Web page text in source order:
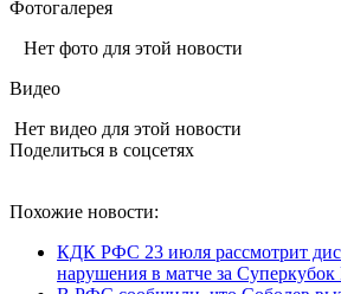
Фотогалерея
Нет фото для этой новости
Видео
Нет видео для этой новости
Поделиться в соцсетях
Похожие новости:
КДК РФС 23 июля рассмотрит
нарушения в матче за Суперкубок